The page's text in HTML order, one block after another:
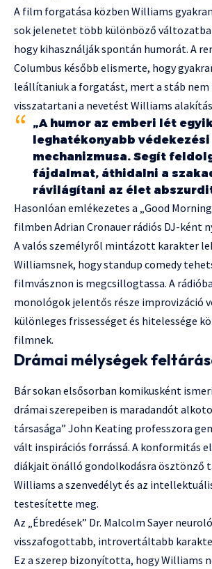
A film forgatása közben Williams
sok jelenetet több különböző
hogy kihasználják spontán humorát. A
Columbus később elismerte, hogy
leállítaniuk a forgatást, mert a stáb nem
visszatartani a nevetést Williams
„A humor az emberi lét
leghatékonyabb védekezési
mechanizmusa. Segít
fájdalmat, áthidalni a
rávilágítani az élet
Hasonlóan emlékezetes a „Good
filmben Adrian Cronauer rádiós DJ-ként
A valós személyről mintázott karakter
Williamsnek, hogy standup comedy
filmvásznon is megcsillogtassa. A
monológok jelentős része improvizáció
különleges frissességet és hitelessége
filmnek.
Drámai mélységek
Bár sokan elsősorban komikusként
drámai szerepeiben is maradandót
társasága” John Keating professzora
vált inspirációs forrássá. A konformitás
diákjait önálló gondolkodásra ösztönző
Williams a szenvedélyt és az
testesítette meg.
Az „Ébredések” Dr. Malcolm Sayer
visszafogottabb, introvertáltabb
Ez a szerep bizonyította, hogy Williams